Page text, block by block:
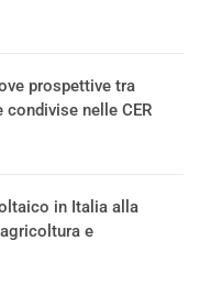
prospettive tra
nelle CER
in Italia alla
e